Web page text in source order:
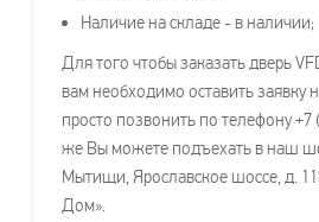
Наличие на складе - в наличии;
Для того чтобы заказать дверь
вам необходимо оставить заявку
просто позвонить по телефону +7
же Вы можете подъехать в наш
Мытищи, Ярославское шоссе, д.
Дом».